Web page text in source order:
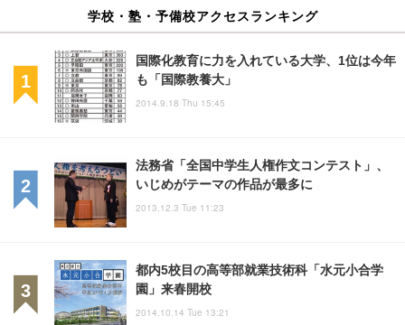
学校・塾・予備校アクセスランキング
国際化教育に力を入れている大学、1位は今年
も「国際教養大」
2014.9.18 Thu 15:45
法務省「全国中学生人権作文コンテスト」、
いじめがテーマの作品が最多に
2013.12.3 Tue 11:23
都内5校目の高等部就業技術科「水元小合学
園」来春開校
2014.10.14 Tue 13:21